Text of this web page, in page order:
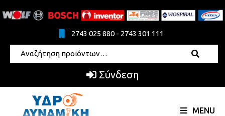
2743 025 880 - 2743 301 111
Σύνδεση
MENU